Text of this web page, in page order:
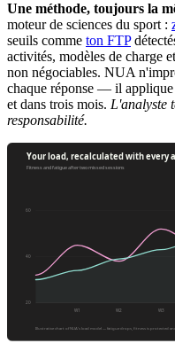
Une méthode, toujours la
moteur de sciences du sport :
seuils comme ton FTP
activités, modèles de charge
non négociables. NUA
chaque réponse — il
et dans trois mois. L'analyste
responsabilité.